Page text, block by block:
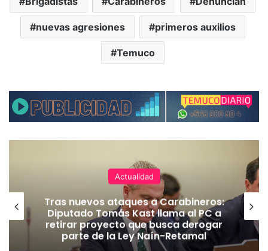
nuevas agresiones primeros auxilios
Temuco
Actualidad
Tras nuevos ataques a Carabineros:
Diputado Tomás Kast llama al PC a
retirar proyecto que busca derogar
parte de la Ley Naín-Retamal